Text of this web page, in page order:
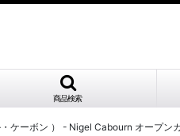
商品検索
ケーボン ） - Nigel Cabourn オープ